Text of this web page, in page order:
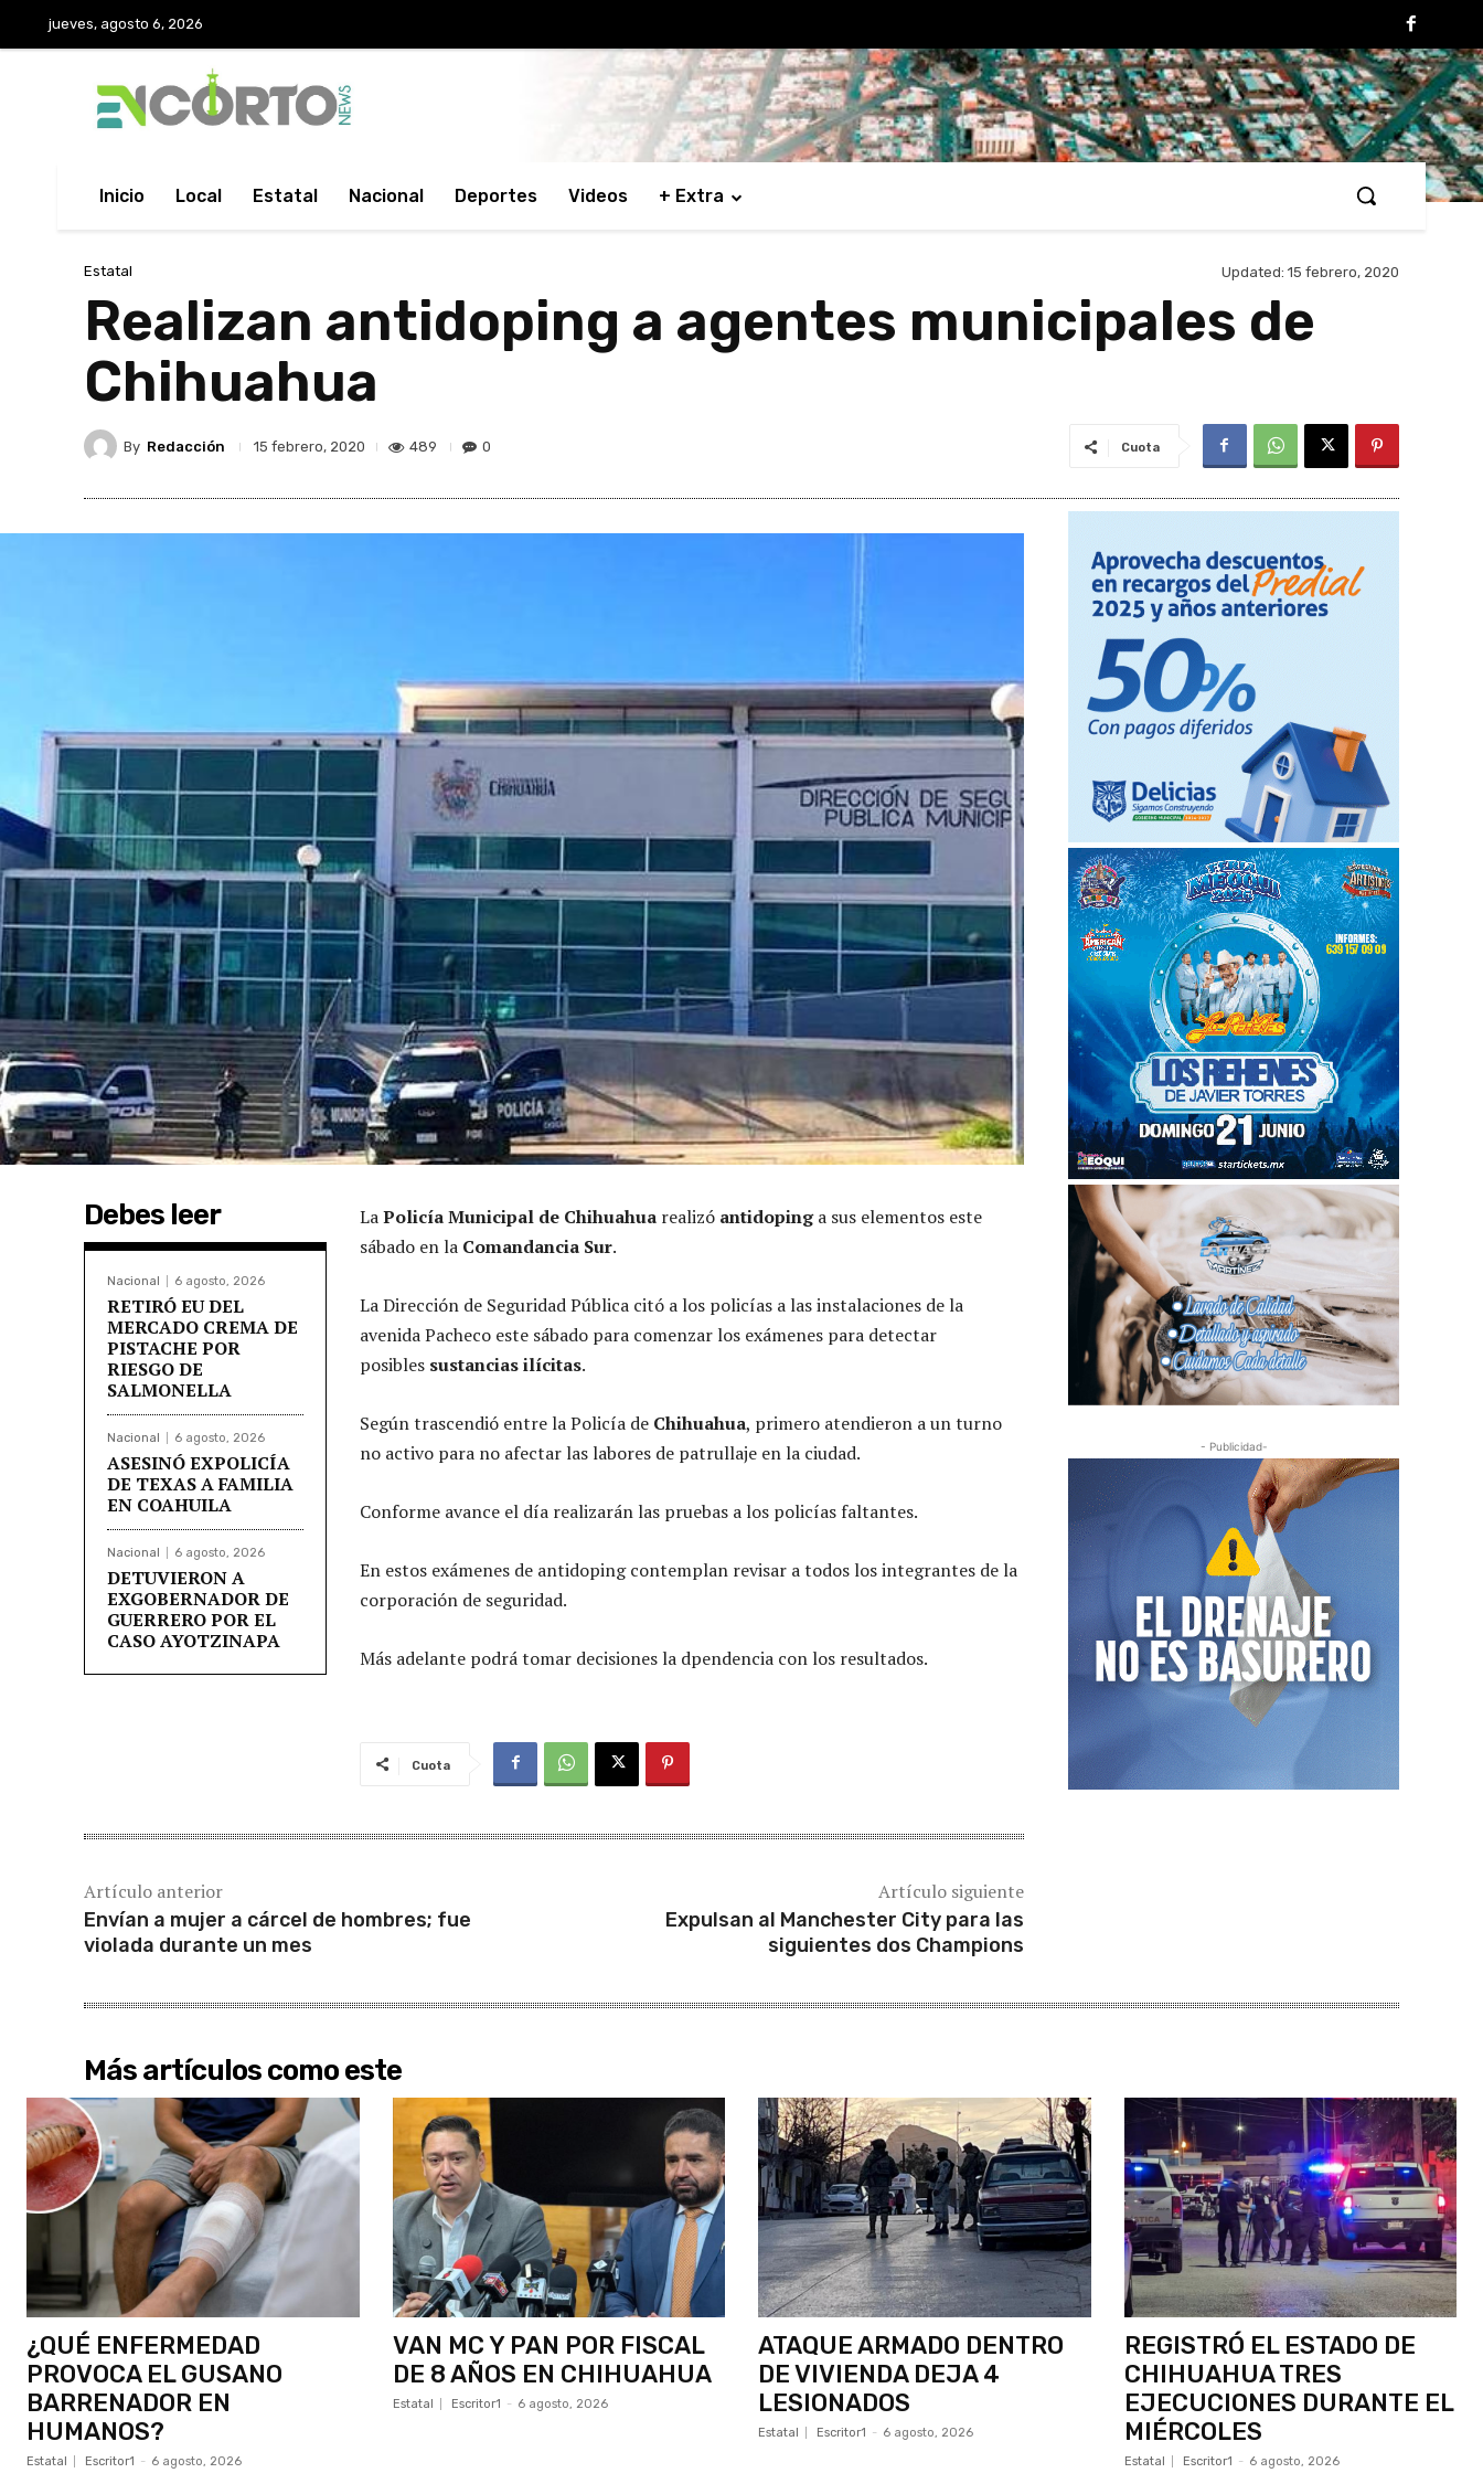
jueves, agosto 6, 2026
Inicio Local Estatal Nacional Deportes Videos + Extra
Estatal Updated: 15 febrero, 2020
Realizan antidoping a agentes municipales de
Chihuahua
By Redacción 15 febrero, 2020 489 0 Cuota
Debes leer
Nacional 6 agosto, 2026
RETIRÓ EU DEL
MERCADO CREMA DE
PISTACHE POR
RIESGO DE
SALMONELLA
Nacional 6 agosto, 2026
ASESINÓ EXPOLICÍA
DE TEXAS A FAMILIA
EN COAHUILA
Nacional 6 agosto, 2026
DETUVIERON A
EXGOBERNADOR DE
GUERRERO POR EL
CASO AYOTZINAPA
LaPolicía Municipal de Chihuahua realizó antidopinga sus elementos este
sábado en la Comandancia Sur.
La Dirección de Seguridad Pública citó a los policías a las instalaciones de la
avenida Pacheco este sábado para comenzar los exámenes para detectar
posibles sustancias ilícitas.
Según trascendió entre la Policía de Chihuahua, primero atendieron a un turno
no activo para no afectar las labores de patrullaje en la ciudad.
Conforme avance el día realizarán las pruebas a los policías faltantes.
En estos exámenes de antidoping contemplan revisar a todos los integrantes de la
corporación de seguridad.
Más adelante podrá tomar decisiones la dpendencia con los resultados.
Cuota
Artículo anterior
Envían a mujer a cárcel de hombres; fue
violada durante un mes
Artículo siguiente
Expulsan al Manchester City para las
siguientes dos Champions
- Publicidad-
Más artículos como este
¿QUÉ ENFERMEDAD
PROVOCA EL GUSANO
BARRENADOR EN
HUMANOS?
Estatal Escritor1 - 6 agosto, 2026
VAN MC Y PAN POR FISCAL
DE 8 AÑOS EN CHIHUAHUA
Estatal Escritor1 - 6 agosto, 2026
ATAQUE ARMADO DENTRO
DE VIVIENDA DEJA 4
LESIONADOS
Estatal Escritor1 - 6 agosto, 2026
REGISTRÓ EL ESTADO DE
CHIHUAHUA TRES
EJECUCIONES DURANTE EL
MIÉRCOLES
Estatal Escritor1 - 6 agosto, 2026